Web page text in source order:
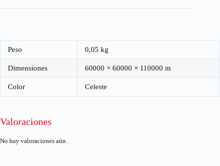
Peso 0,05 kg
Dimensiones 60000 × 60000 × 110000 m
Color Celeste
Valoraciones
No hay valoraciones aún.